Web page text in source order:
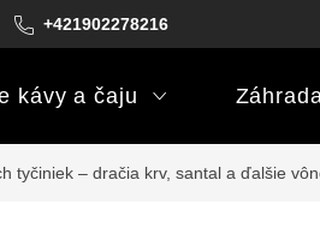
+421902278216
Podmienky darčekových poukazov
kávy a čaju
tyčiniek – dračia krv, santal a ďalšie